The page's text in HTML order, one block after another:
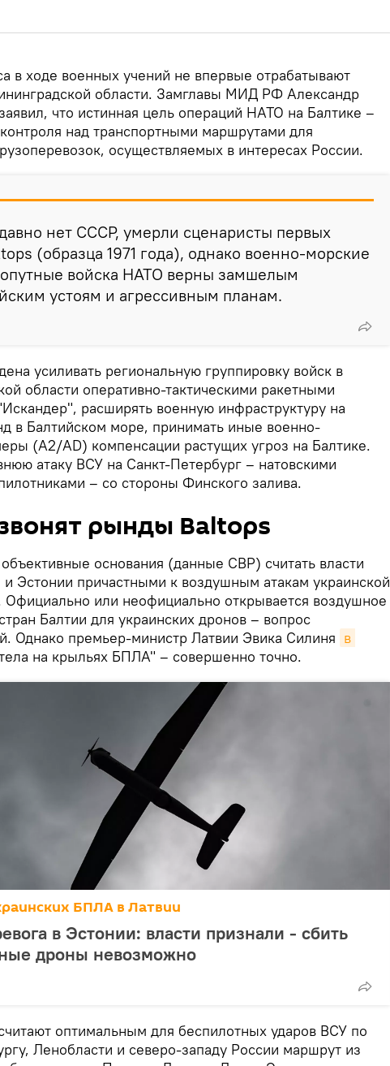
в ходе военных учений не впервые отрабатывают
области. Замглавы МИД РФ Александр
что истинная цель операций НАТО на Балтике –
над транспортными маршрутами для
осуществляемых в интересах России.
нет СССР, умерли сценаристы первых
(образца 1971 года), однако военно-морские
войска НАТО верны замшелым
устоям и агрессивным планам.
усиливать региональную группировку войск в
области оперативно-тактическими ракетными
расширять военную инфраструктуру на
в Балтийском море, принимать иные военно-
(A2/AD) компенсации растущих угроз на Балтике.
атаку ВСУ на Санкт-Петербург – натовскими
– со стороны Финского залива.
рынды Baltops
основания (данные СВР) считать власти
Эстонии причастными к воздушным атакам украинской
Официально или неофициально открывается воздушное
Балтии для украинских дронов – вопрос
Однако премьер-министр Латвии Эвика Силиня в
на крыльях БПЛА" – совершенно точно.
БПЛА в Латвии
в Эстонии: власти признали - сбить
дроны невозможно
оптимальным для беспилотных ударов ВСУ по
Ленобласти и северо-западу России маршрут из